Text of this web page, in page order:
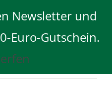
Newsletter und
Euro-Gutschein.